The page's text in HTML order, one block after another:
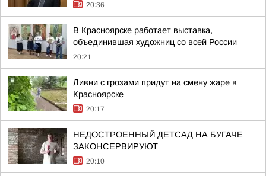
20:36
В Красноярске работает выставка,
объединившая художниц со всей России
20:21
Ливни с грозами придут на смену жаре в
Красноярске
20:17
НЕДОСТРОЕННЫЙ ДЕТСАД НА БУГАЧЕ
ЗАКОНСЕРВИРУЮТ
20:10